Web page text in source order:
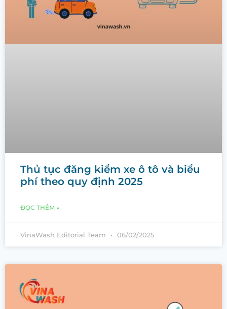
Thủ tục đăng kiểm xe ô tô và biểu
phí theo quy định 2025
ĐỌC THÊM »
VinaWash Editorial Team 06/02/2025